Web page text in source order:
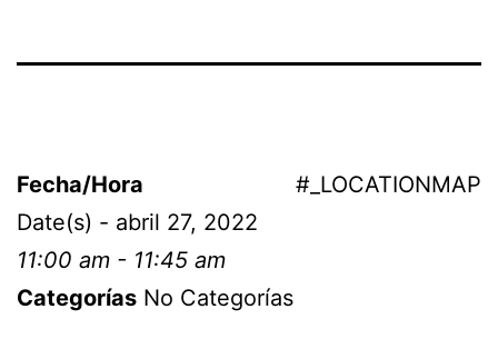
#_LOCATIONMAP
Fecha/Hora
Date(s) - abril 27, 2022
11:00 am - 11:45 am
Categorías No Categorías